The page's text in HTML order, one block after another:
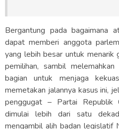
Bergantung pada bagaimana
dapat memberi anggota
yang lebih besar untuk menarik
pemilihan, sambil
bagian untuk menjaga
memetakan jalannya kasus ini,
penggugat – Partai Republik
dimulai lebih dari satu
mengambil alih badan legislatif